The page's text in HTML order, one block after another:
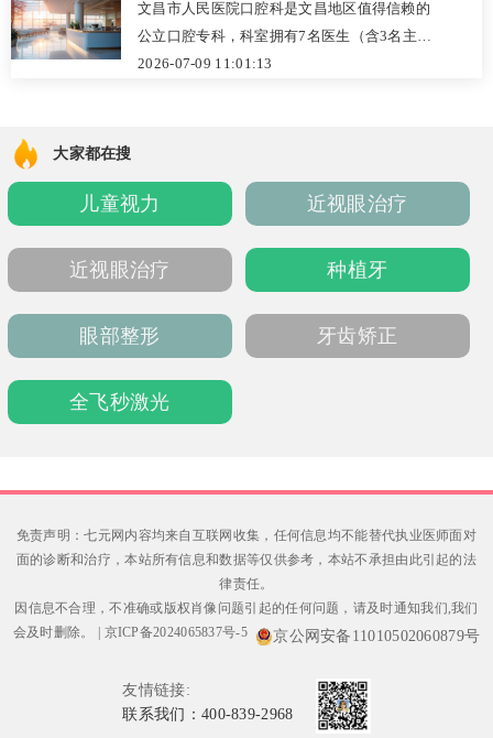
文昌市人民医院口腔科是文昌地区值得信赖的
公立口腔专科，科室拥有7名医生（含3名主治
医师），配备真空高压消毒机、口腔X光机等先
2026年参考价格：超声波洁牙180元起，树脂
补牙280元起，烤瓷牙980元起，固定矫正8800
元起。提供电话、官网及现场预约，周六上午
正常接诊。
2026-07-09 11:01:13
大家都在搜
儿童视力 近视眼治疗
近视眼治疗 种植牙
眼部整形 牙齿矫正
全飞秒激光
免责声明：七元网内容均来自互联网收集，任何信息均不能替代执业医师面对
面的诊断和治疗，本站所有信息和数据等仅供参考，本站不承担由此引起的法
律责任。
因信息不合理，不准确或版权肖像问题引起的任何问题，请及时通知我们,我们
会及时删除。
京ICP备2024065837号-5 京公网安备11010502060879号
友情链接:
联系我们：400-839-2968